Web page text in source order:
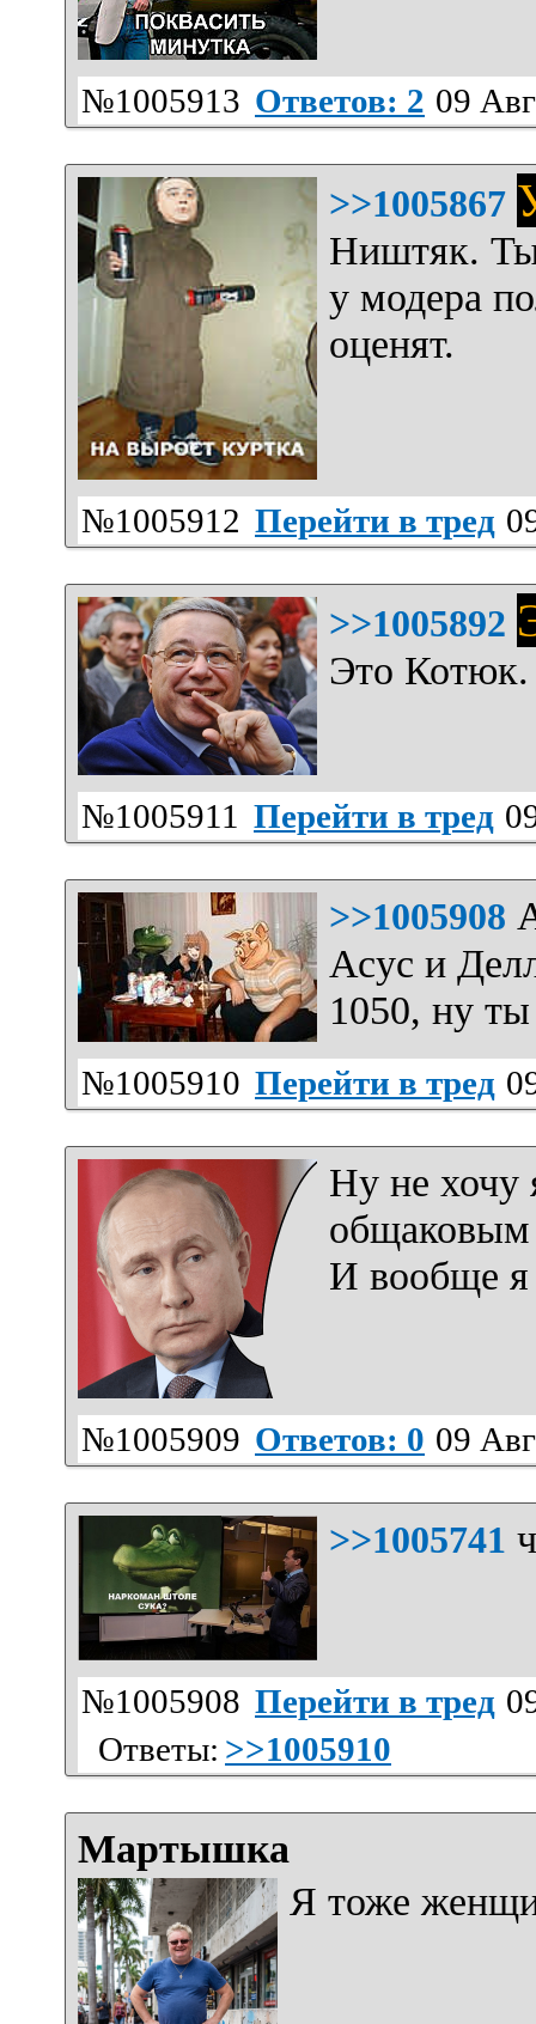
№1005913 Ответов: 2 09
>>1005867
Ништяк. Ты
у модера
оценят.
№1005912 Перейти в тред
>>1005892
Это Котюк.
№1005911 Перейти в тред
>>1005908
Асус и
1050, ну
№1005910 Перейти в тред
Ну не хочу
И вообще я
№1005909 Ответов: 0 09
>>1005741
№1005908 Перейти в тред
Ответы: >>1005910
Мартышка
Я тоже